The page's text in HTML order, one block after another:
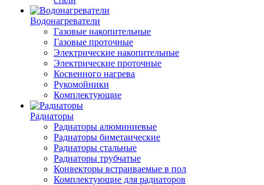
Водонагреватели
Газовые накопительные
Газовые проточные
Электрические накопительные
Электрические проточные
Косвенного нагрева
Рукомойники
Комплектующие
Радиаторы
Радиаторы алюминиевые
Радиаторы биметаические
Радиаторы стальные
Радиаторы трубчатые
Конвекторы встраиваемые в пол
Комплектующие для радиаторов